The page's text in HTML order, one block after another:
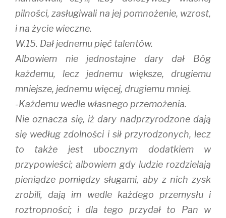
pilności, zasługiwali na jej pomnożenie, wzrost,
i na życie wieczne.
W.15. Dał jednemu pięć talentów.
Albowiem nie jednostajne dary dał Bóg
każdemu, lecz jednemu większe, drugiemu
mniejsze, jednemu więcej, drugiemu mniej.
-Każdemu wedle własnego przemożenia.
Nie oznacza się, iż dary nadprzyrodzone dają
się według zdolności i sił przyrodzonych, lecz
to także jest ubocznym dodatkiem w
przypowieści; albowiem gdy ludzie rozdzielają
pieniądze pomiędzy sługami, aby z nich zysk
zrobili, dają im wedle każdego przemysłu i
roztropności; i dla tego przydał to Pan w